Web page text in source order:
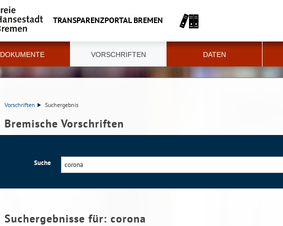
TRANSPARENZPORTAL BREMEN
DOKUMENTE VORSCHRIFTEN DATEN
Vorschriften Suchergebnis
Bremische Vorschriften
Suche
Suchergebnisse für: corona